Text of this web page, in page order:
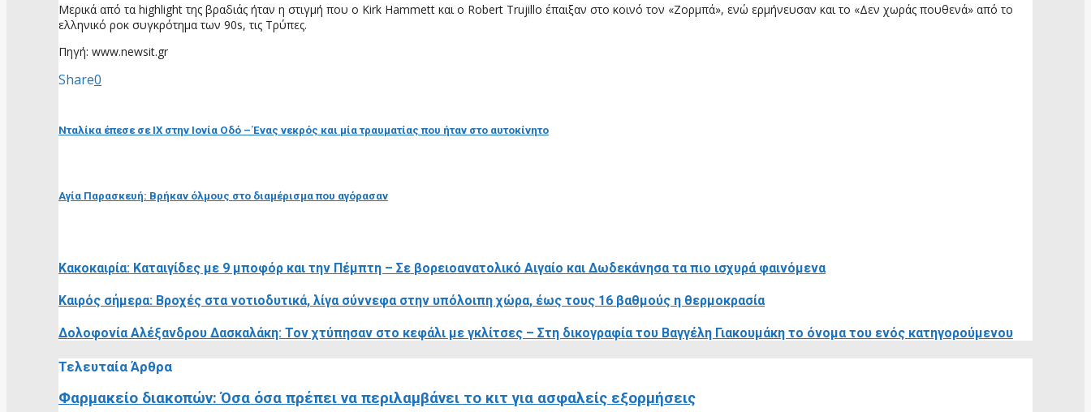
Μερικά από τα highlight της βραδιάς ήταν η στιγμή που ο Kirk Hammett και ο Robert Trujillo έπαιξαν στο κοινό τον «Ζορμπά», ενώ ερμήνευσαν και το «Δεν χωράς πουθενά» από το
ελληνικό ροκ συγκρότημα των 90s, τις Τρύπες.
Πηγή: www.newsit.gr
Share0
Νταλίκα έπεσε σε ΙΧ στην Ιονία Οδό – Ένας νεκρός και μία τραυματίας που ήταν στο αυτοκίνητο
Αγία Παρασκευή: Βρήκαν όλμους στο διαμέρισμα που αγόρασαν
Κακοκαιρία: Καταιγίδες με 9 μποφόρ και την Πέμπτη – Σε βορειοανατολικό Αιγαίο και Δωδεκάνησα τα πιο ισχυρά φαινόμενα
Καιρός σήμερα: Βροχές στα νοτιοδυτικά, λίγα σύννεφα στην υπόλοιπη χώρα, έως τους 16 βαθμούς η θερμοκρασία
Δολοφονία Αλέξανδρου Δασκαλάκη: Τον χτύπησαν στο κεφάλι με γκλίτσες – Στη δικογραφία του Βαγγέλη Γιακουμάκη το όνομα του ενός κατηγορούμενου
Τελευταία Άρθρα
Φαρμακείο διακοπών: Όσα όσα πρέπει να περιλαμβάνει το κιτ για ασφαλείς εξορμήσεις